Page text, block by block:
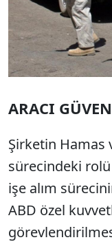
ARACI
Şirketin Hamas
sürecindeki
işe alım
ABD özel